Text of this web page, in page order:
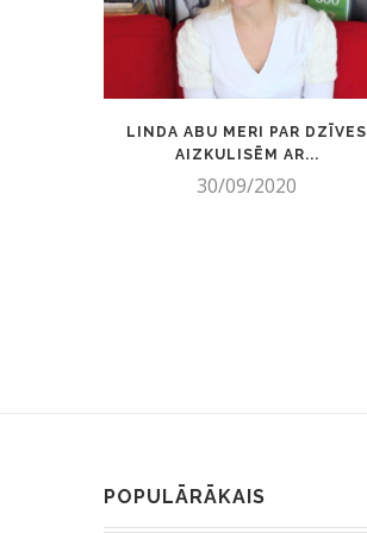
LINDA ABU MERI PAR DZĪVES
AIZKULISĒM AR...
30/09/2020
POPULĀRĀKAIS